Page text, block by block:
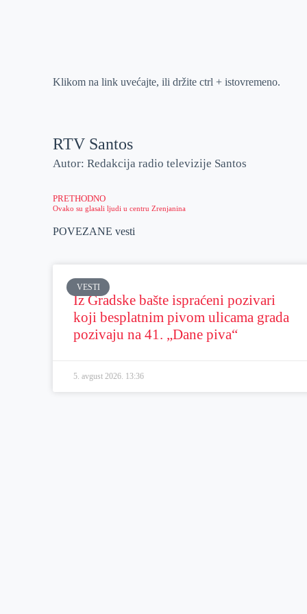
Klikom na link uvećajte, ili držite ctrl + istovremeno.
RTV Santos
Autor: Redakcija radio televizije Santos
PRETHODNO
Ovako su glasali ljudi u centru Zrenjanina
POVEZANE vesti
VESTI
Iz Gradske bašte ispraćeni pozivari
koji besplatnim pivom ulicama grada
pozivaju na 41. „Dane piva“
5. avgust 2026. 13:36